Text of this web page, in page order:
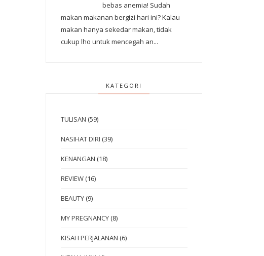
bebas anemia! Sudah
makan makanan bergizi hari ini? Kalau
makan hanya sekedar makan, tidak
cukup lho untuk mencegah an...
KATEGORI
TULISAN (59)
NASIHAT DIRI (39)
KENANGAN (18)
REVIEW (16)
BEAUTY (9)
MY PREGNANCY (8)
KISAH PERJALANAN (6)